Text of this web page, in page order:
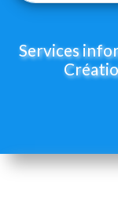
Services